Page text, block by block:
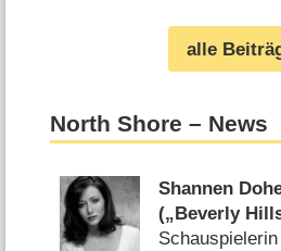
alle
North Shore – News
Shannen
(„Beverly
„Charmed“)